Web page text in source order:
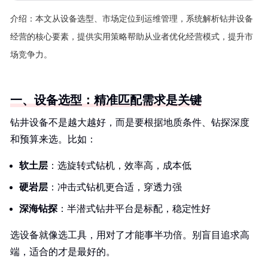
介绍： 本文从设备选型、市场定位到运维管理，系统解析钻井设备
经营的核心要素，提供实用策略帮助从业者优化经营模式，提升市
场竞争力。
一、设备选型：精准匹配需求是关键
钻井设备不是越大越好，而是要根据地质条件、钻探深度
和预算来选。比如：
软土层 ：选旋转式钻机，效率高，成本低
硬岩层 ：冲击式钻机更合适，穿透力强
深海钻探 ：半潜式钻井平台是标配，稳定性好
选设备就像选工具，用对了才能事半功倍。别盲目追求高
端，适合的才是最好的。